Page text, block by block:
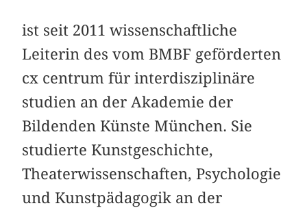
ist seit 2011 wissenschaftliche
Leiterin des vom BMBF geförderten
cx centrum für interdisziplinäre
studien an der Akademie der
Bildenden Künste München. Sie
studierte Kunstgeschichte,
Theaterwissenschaften, Psychologie
und Kunstpädagogik an der